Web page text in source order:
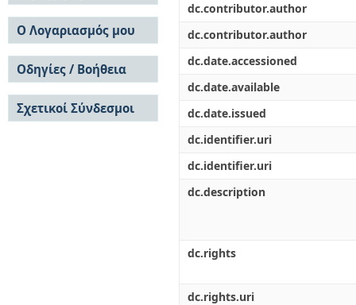
dc.contributor.author
dc.contributor.author
dc.date.accessioned
dc.date.available
dc.date.issued
dc.identifier.uri
dc.identifier.uri
dc.description
dc.rights
dc.rights.uri
Σε όλο το DSpace
Κοινότητες & Συλλογές
Ανά Ημερομηνία
Έκδοσης
Συγγραφείς
Τίτλοι
Θέματα
Ο Λογαριασμός μου
Σύνδεση
Εγγραφή
Οδηγίες / Βοήθεια
Οδηγίες Υποβολής
Οδηγίες Χρήσης ΙΑ
Συχνές Ερωτήσεις
Σχετικοί Σύνδεσμοι